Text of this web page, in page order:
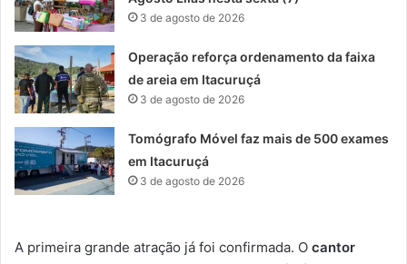
3 de agosto de 2026
Operação reforça ordenamento da faixa
de areia em Itacuruçá
3 de agosto de 2026
Tomógrafo Móvel faz mais de 500 exames
em Itacuruçá
3 de agosto de 2026
A primeira grande atração já foi confirmada. O cantor